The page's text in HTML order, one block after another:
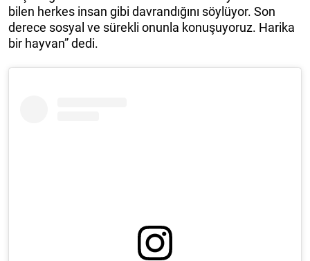
bilen herkes insan gibi davrandığını söylüyor. Son
derece sosyal ve sürekli onunla konuşuyoruz. Harika
bir hayvan” dedi.